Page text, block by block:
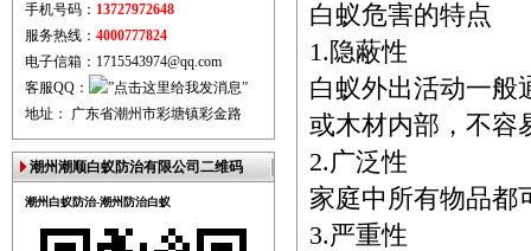
手机号码： 13727972648
服务热线： 4000777824
电子信箱：1715543974@qq.com
客服QQ：
地址： 广东省潮州市彩塘镇彩金路
潮州潮顺白蚁防治有限公司二维码
潮州白蚁防治-潮州防治白蚁
白蚁危害的特点
1.隐蔽性
白蚁外出活动一般
或木材内部，不容
2.广泛性
家庭中所有物品都
3.严重性